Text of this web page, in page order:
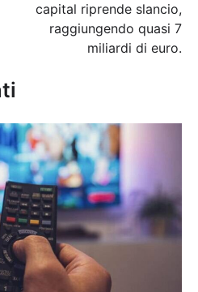
capital riprende slancio,
raggiungendo quasi 7
miliardi di euro.